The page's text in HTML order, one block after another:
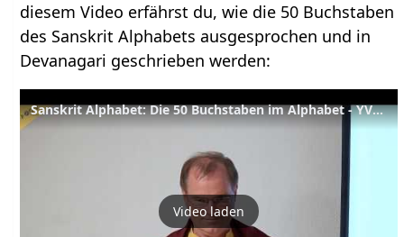
diesem Video erfährst du, wie die 50 Buchstaben
des Sanskrit Alphabets ausgesprochen und in
Devanagari geschrieben werden:
Sanskrit Alphabet: Die 50 Buchstaben im Alphabet - YVS158 - Sanskrit - Teil 2
Video laden